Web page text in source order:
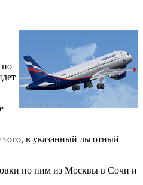
по
в указанный льготный
по ним из Москвы в Сочи и